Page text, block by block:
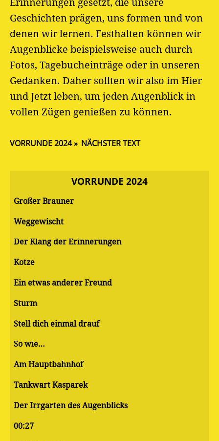
Erinnerungen gesetzt, die unsere
Geschichten prägen, uns formen und von
denen wir lernen. Festhalten können wir
Augenblicke beispielsweise auch durch
Fotos, Tagebucheinträge oder in unseren
Gedanken. Daher sollten wir also im Hier
und Jetzt leben, um jeden Augenblick in
vollen Zügen genießen zu können.
VORRUNDE 2024 NÄCHSTER TEXT
VORRUNDE 2024
Großer Brauner
Weggewischt
Der Klang der Erinnerungen
Kotze
Ein etwas anderer Freund
Sturm
Stell dich einmal drauf
So wie…
Am Hauptbahnhof
Tankwart Kasparek
Der Irrgarten des Augenblicks
00:27